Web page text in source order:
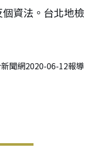
資法。台北地檢
聞網2020-06-12報導